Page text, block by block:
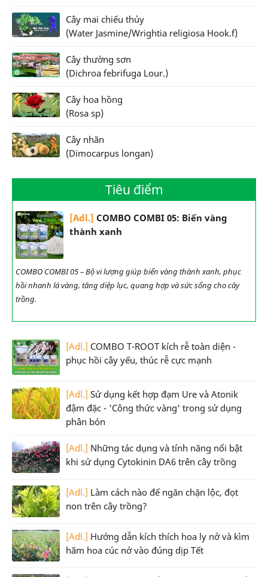
Cây mai chiếu thủy
(Water Jasmine/Wrightia religiosa Hook.f)
Cây thường sơn
(Dichroa febrifuga Lour.)
Cây hoa hồng
(Rosa sp)
Cây nhãn
(Dimocarpus longan)
Tiêu điểm
[Adl.] COMBO COMBI 05: Biến vàng
thành xanh
COMBO COMBI 05 – Bộ vi lượng giúp biến vàng thành xanh, phục
hồi nhanh lá vàng, tăng diệp lục, quang hợp và sức sống cho cây
trồng.
[Adl.] COMBO T-ROOT kích rễ toàn diện -
phục hồi cây yếu, thúc rễ cực mạnh
[Adl.] Sử dụng kết hợp đạm Ure và Atonik
đậm đặc - 'Công thức vàng' trong sử dụng
phân bón
[Adl.] Những tác dụng và tính năng nổi bật
khi sử dụng Cytokinin DA6 trên cây trồng
[Adl.] Làm cách nào để ngăn chặn lộc, đọt
non trên cây trồng?
[Adl.] Hướng dẫn kích thích hoa ly nở và kìm
hãm hoa cúc nở vào đúng dịp Tết